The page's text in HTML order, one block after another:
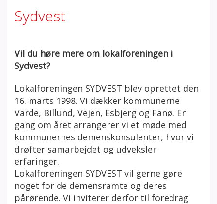
Sydvest
Vil du høre mere om lokalforeningen i
Sydvest?
Lokalforeningen SYDVEST blev oprettet den
16. marts 1998. Vi dækker kommunerne
Varde, Billund, Vejen, Esbjerg og Fanø. En
gang om året arrangerer vi et møde med
kommunernes demenskonsulenter, hvor vi
drøfter samarbejdet og udveksler
erfaringer.
Lokalforeningen SYDVEST vil gerne gøre
noget for de demensramte og deres
pårørende. Vi inviterer derfor til foredrag